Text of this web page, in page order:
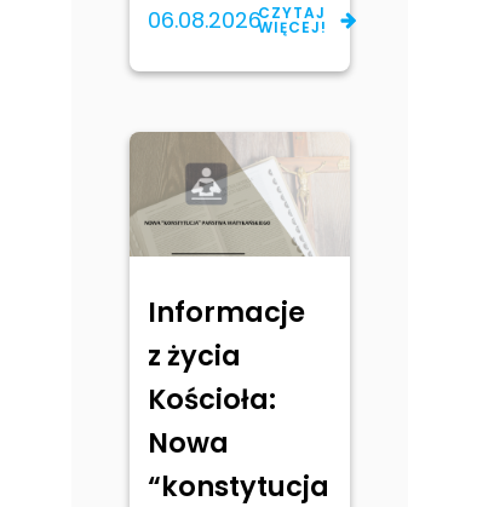
06.08.2026CZYTAJ
WIĘCEJ!
Informacje
z życia
Kościoła:
Nowa
“konstytucja